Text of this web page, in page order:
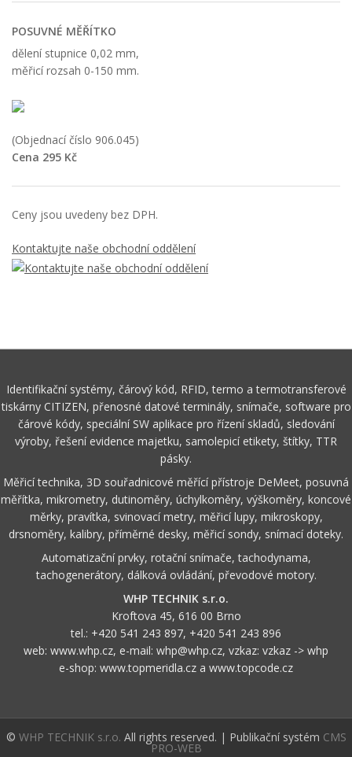
POSUVNÉ MĚŘÍTKO
dělení stupnice 0,02 mm,
měřicí rozsah 0-150 mm.
(Objednací číslo 906.045)
Cena 295 Kč
Ceny jsou uvedeny bez DPH.
Kontaktujte naše obchodní oddělení
Identifikační systémy, čárový kód, RFID, termo a termotransferové
tiskárny CITIZEN, přenosné datové terminály, snímače, software pro
čárové kódy, speciální SW aplikace pro řízení skladů, sledování
výroby, řešení evidence majetku, samolepicí etikety, štítky, TTR
pásky.
Měřicí technika, 3D souřadnicové měřící přístroje DeMeet, posuvná
měřítka, mikrometry, dutinoměry, úchylkoměry, výškoměry, koncové
měrky, pravítka, svinovací metry, měřicí lupy, mikroskopy,
drsnoměry, kalibry, příměrné desky, měřicí sondy, snímací doteky.
Automatizační prvky, rotační snímače, tachodynama,
tachogenerátory, dálková ovládání, převodové motory.
WHP TECHNIK s.r.o.
Kroftova 45, 616 00 Brno
tel.: +420 541 243 897, +420 541 243 896
web: www.whp.cz, e-mail: whp@whp.cz, vzkaz: vzkaz -> whp
e-shop: www.topmeridla.cz a www.topcode.cz
© WHP TECHNIK s.r.o. All rights reserved. | Publikační systém CMS
PRO-WEB